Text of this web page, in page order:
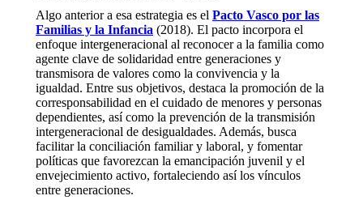
Algo anterior a esa estrategia es el Pacto Vasco por las
Familias y la Infancia (2018). El pacto incorpora el
enfoque intergeneracional al reconocer a la familia como
agente clave de solidaridad entre generaciones y
transmisora de valores como la convivencia y la
igualdad. Entre sus objetivos, destaca la promoción de la
corresponsabilidad en el cuidado de menores y personas
dependientes, así como la prevención de la transmisión
intergeneracional de desigualdades. Además, busca
facilitar la conciliación familiar y laboral, y fomentar
políticas que favorezcan la emancipación juvenil y el
envejecimiento activo, fortaleciendo así los vínculos
entre generaciones.